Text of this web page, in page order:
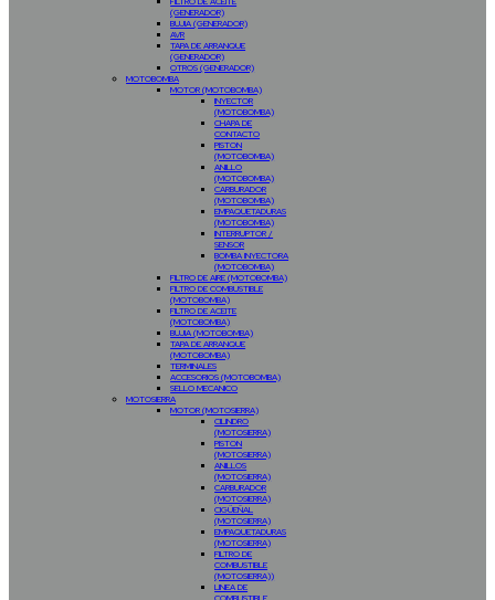
(GENERADOR)
BUJIA (GENERADOR)
AVR
TAPA DE ARRANQUE
(GENERADOR)
OTROS (GENERADOR)
MOTOBOMBA
MOTOR (MOTOBOMBA)
INYECTOR
(MOTOBOMBA)
CHAPA DE
CONTACTO
PISTON
(MOTOBOMBA)
ANILLO
(MOTOBOMBA)
CARBURADOR
(MOTOBOMBA)
EMPAQUETADURAS
(MOTOBOMBA)
INTERRUPTOR /
SENSOR
BOMBA INYECTORA
(MOTOBOMBA)
FILTRO DE AIRE (MOTOBOMBA)
FILTRO DE COMBUSTIBLE
(MOTOBOMBA)
FILTRO DE ACEITE
(MOTOBOMBA)
BUJIA (MOTOBOMBA)
TAPA DE ARRANQUE
(MOTOBOMBA)
TERMINALES
ACCESORIOS (MOTOBOMBA)
SELLO MECANICO
MOTOSIERRA
MOTOR (MOTOSIERRA)
CILINDRO
(MOTOSIERRA)
PISTON
(MOTOSIERRA)
ANILLOS
(MOTOSIERRA)
CARBURADOR
(MOTOSIERRA)
CIGÜEÑAL
(MOTOSIERRA)
EMPAQUETADURAS
(MOTOSIERRA)
FILTRO DE
COMBUSTIBLE
(MOTOSIERRA))
LINEA DE